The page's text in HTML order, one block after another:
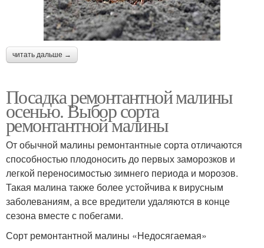
читать дальше →
Посадка ремонтантной малины
осенью. Выбор сорта
ремонтантной малины
От обычной малины ремонтантные сорта отличаются
способностью плодоносить до первых заморозков и
легкой переносимостью зимнего периода и морозов.
Такая малина также более устойчива к вирусным
заболеваниям, а все вредители удаляются в конце
сезона вместе с побегами.
Сорт ремонтантной малины «Недосягаемая»